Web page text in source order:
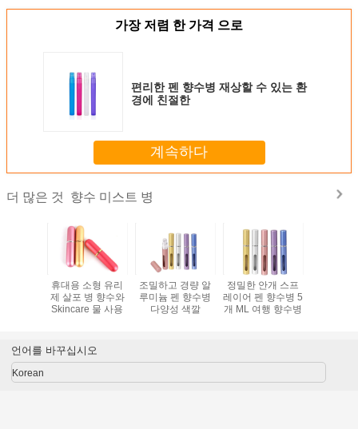
가장 저렴 한 가격 으로
편리한 펜 향수병 재상할 수 있는 환
경에 친절한
계속하다
더 많은 것 향수 미스트 병
휴대용 소형 유리
제 살포 병 향수와
Skincare 물 사용
조밀하고 경량 알
루미늄 펜 향수병
다양성 색깔
정밀한 안개 스프
레이어 펜 향수병 5
개 ML 여행 향수병
언어를 바꾸십시오
Korean